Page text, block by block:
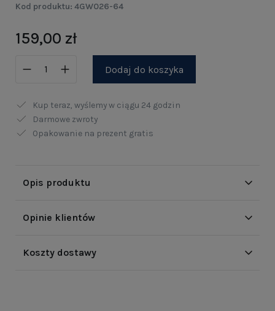
Kod produktu: 4GW026-64
159,00 zł
Dodaj do koszyka
Kup teraz, wyślemy w ciągu 24 godzin
Darmowe zwroty
Opakowanie na prezent gratis
Opis produktu
Opinie klientów
Koszty dostawy